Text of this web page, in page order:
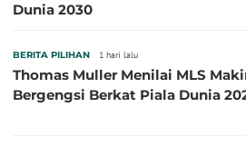
Dunia 2030
BERITA PILIHAN 1 hari lalu
Thomas Muller Menilai MLS
Bergengsi Berkat Piala Dunia